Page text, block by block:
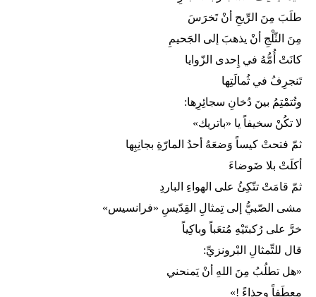
طلَبَ مِنَ الرِّيحِ أنْ تَخرَسَ
مِنَ الثّلْجِ أنْ يذهبَ إلى الجَحيمِ
كانَتْ أُمُّهُ في إِحدى الزّوايا
تَنجرِفُ في ثُمالَتِها
وتُتمْتِمُ بينَ دُخانِ سجائِرِها:
لا تكُنْ سخيفاً يا «باتريك»
ثمّ فتحتْ كيساً وَضعَهُ أحدُ المارّةِ بجانِبِها
أكلَتْ بلا ضَوضاءَ
ثمّ قامَتْ تتّكِئُ على الهواءِ الباردِ
مشى الصّبيُّ إلى تِمثالِ القِدّيسِ «فرانسيس»
خرَّ على رُكبتَيْهِ مُتعَباً وباكِياً
قال للتِّمثالِ البْرونزيِّ:
«هل تطلُبُ مِنَ اللهِ أنْ يَمنحني
مِعطَفاً وحِذاءً !»